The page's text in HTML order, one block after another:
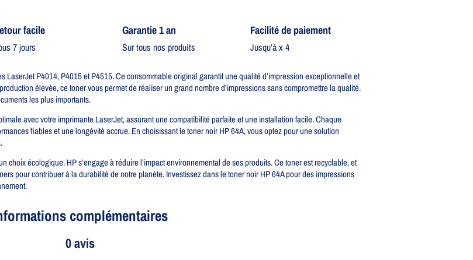
facile​
7 jours
Garantie 1 an
Sur tous nos produits
Facilité de paiement
Jusqu’à x 4
LaserJet P4014, P4015 et P4515. Ce consommable original garantit une qualité d’impression exceptionnelle et
élevée, ce toner vous permet de réaliser un grand nombre d’impressions sans compromettre la qualité.
les plus importants.
avec votre imprimante LaserJet, assurant une compatibilité parfaite et une installation facile. Chaque
fiables et une longévité accrue. En choisissant le toner noir HP 64A, vous optez pour une solution
choix écologique. HP s’engage à réduire l’impact environnemental de ses produits. Ce toner est recyclable, et
pour contribuer à la durabilité de notre planète. Investissez dans le toner noir HP 64A pour des impressions
complémentaires
0 avis